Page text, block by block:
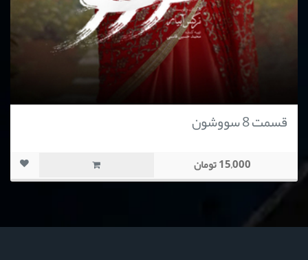
قسمت 8 سووشون
15,000 تومان